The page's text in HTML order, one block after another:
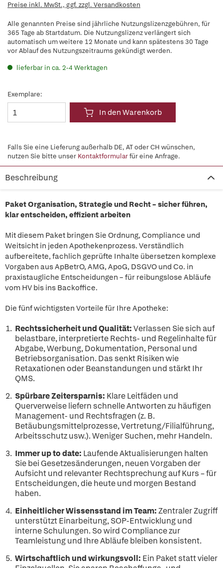
Preise inkl. MwSt., ggf. zzgl. Versandkosten
Alle genannten Preise sind jährliche Nutzungslizenzgebühren, für
365 Tage ab Startdatum. Die Nutzungslizenz verlängert sich
automatisch um weitere 12 Monate und kann spätestens 30 Tage
vor Ablauf des Nutzungszeitraums gekündigt werden.
lieferbar in ca. 2-4 Werktagen
Exemplare:
In den Warenkorb
Falls Sie eine Lieferung außerhalb DE, AT oder CH wünschen,
nutzen Sie bitte unser Kontaktformularfür eine Anfrage.
Beschreibung
Paket Organisation, Strategie und Recht – sicher führen,
klar entscheiden, effizient arbeiten
Mit diesem Paket bringen Sie Ordnung, Compliance und
Weitsicht in jeden Apothekenprozess. Verständlich
aufbereitete, fachlich geprüfte Inhalte übersetzen komplexe
Vorgaben aus ApBetrO, AMG, ApoG, DSGVO und Co. in
praxistaugliche Entscheidungen – für reibungslose Abläufe
vom HV bis ins Backoffice.
Die fünf wichtigsten Vorteile für Ihre Apotheke:
Rechtssicherheit und Qualität:Verlassen Sie sich auf
belastbare, interpretierte Rechts- und Regelinhalte für
Abgabe, Werbung, Dokumentation, Personal und
Betriebsorganisation. Das senkt Risiken wie
Retaxationen oder Beanstandungen und stärkt Ihr
QMS.
Spürbare Zeitersparnis: Klare Leitfäden und
Querverweise liefern schnelle Antworten zu häufigen
Management- und Rechtsfragen (z. B.
Betäubungsmittelprozesse, Vertretung/Filialführung,
Arbeitsschutz usw.). Weniger Suchen, mehr Handeln.
Immer up to date: Laufende Aktualisierungen halten
Sie bei Gesetzesänderungen, neuen Vorgaben der
Aufsicht und relevanter Rechtsprechung auf Kurs – für
Entscheidungen, die heute und morgen Bestand
haben.
Einheitlicher Wissensstand im Team:Zentraler Zugriff
unterstützt Einarbeitung, SOP-Entwicklung und
interne Schulungen. So wird Compliance zur
Teamleistung und Ihre Abläufe bleiben konsistent.
Wirtschaftlich und wirkungsvoll: Ein Paket statt vieler